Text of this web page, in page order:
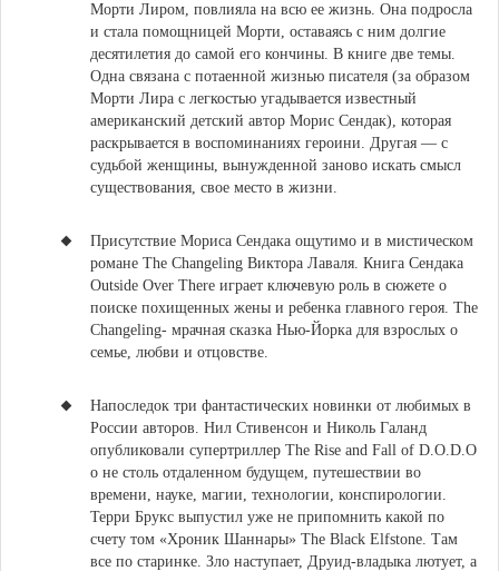
Морти Лиром, повлияла на всю ее жизнь. Она подросла
и стала помощницей Морти, оставаясь с ним долгие
десятилетия до самой его кончины. В книге две темы.
Одна связана с потаенной жизнью писателя (за образом
Морти Лира с легкостью угадывается известный
американский детский автор Морис Сендак), которая
раскрывается в воспоминаниях героини. Другая — c
судьбой женщины, вынужденной заново искать смысл
существования, свое место в жизни.
Присутствие Мориса Сендака ощутимо и в мистическом
романе The Changeling Виктора Лаваля. Книга Сендака
Outside Over There играет ключевую роль в сюжете о
поиске похищенных жены и ребенка главного героя. The
Changeling- мрачная сказка Нью-Йорка для взрослых о
семье, любви и отцовстве.
Напоследок три фантастических новинки от любимых в
России авторов. Нил Стивенсон и Николь Галанд
опубликовали супертриллер The Rise and Fall of D.O.D.O
о не столь отдаленном будущем, путешествии во
времени, науке, магии, технологии, конспирологии.
Терри Брукс выпустил уже не припомнить какой по
счету том «Хроник Шаннары» The Black Elfstone. Там
все по старинке. Зло наступает, Друид-владыка лютует, а